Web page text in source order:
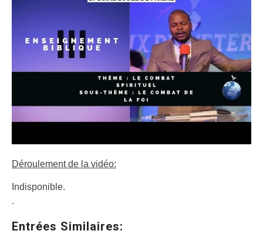
Déroulement de la vidéo:
Indisponible.
.
Entrées Similaires: